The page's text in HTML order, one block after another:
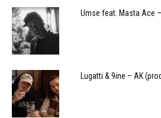
Umse feat. Masta Ace
Lugatti & 9ine – AK